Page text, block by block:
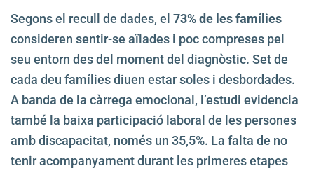
Segons el recull de dades, el 73% de les famílies
consideren sentir-se aïlades i poc compreses pel
seu entorn des del moment del diagnòstic. Set de
cada deu famílies diuen estar soles i desbordades.
A banda de la càrrega emocional, l’estudi evidencia
també la baixa participació laboral de les persones
amb discapacitat, només un 35,5%. La falta de no
tenir acompanyament durant les primeres etapes